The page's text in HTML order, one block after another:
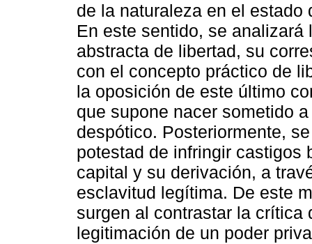
de la naturaleza en el estado
En este sentido, se analizará
abstracta de libertad, su
con el concepto práctico de
la oposición de este último
que supone nacer sometido
despótico. Posteriormente,
potestad de infringir castigos
capital y su derivación, a
esclavitud legítima. De este
surgen al contrastar la
legitimación de un poder